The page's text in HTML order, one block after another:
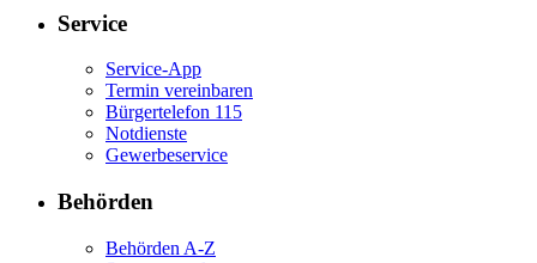
Service
Service-App
Termin vereinbaren
Bürgertelefon 115
Notdienste
Gewerbeservice
Behörden
Behörden A-Z